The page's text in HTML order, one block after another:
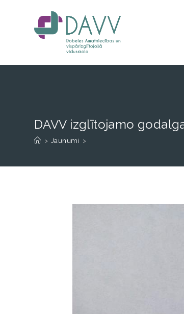
DAVV izglītojamo
> Jaunumi >